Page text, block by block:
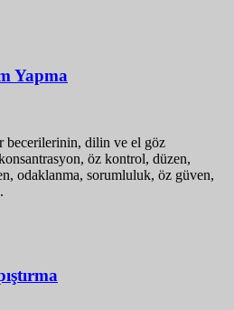
Yapma
becerilerinin, dilin ve el göz
öz kontrol, düzen,
odaklanma, sorumluluk, öz güven,